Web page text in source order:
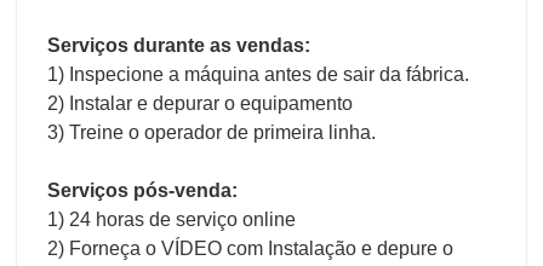
Serviços durante as vendas:
1) Inspecione a máquina antes de sair da fábrica.
2) Instalar e depurar o equipamento
3) Treine o operador de primeira linha.
Serviços pós-venda:
1) 24 horas de serviço online
2) Forneça o VÍDEO com Instalação e depure o